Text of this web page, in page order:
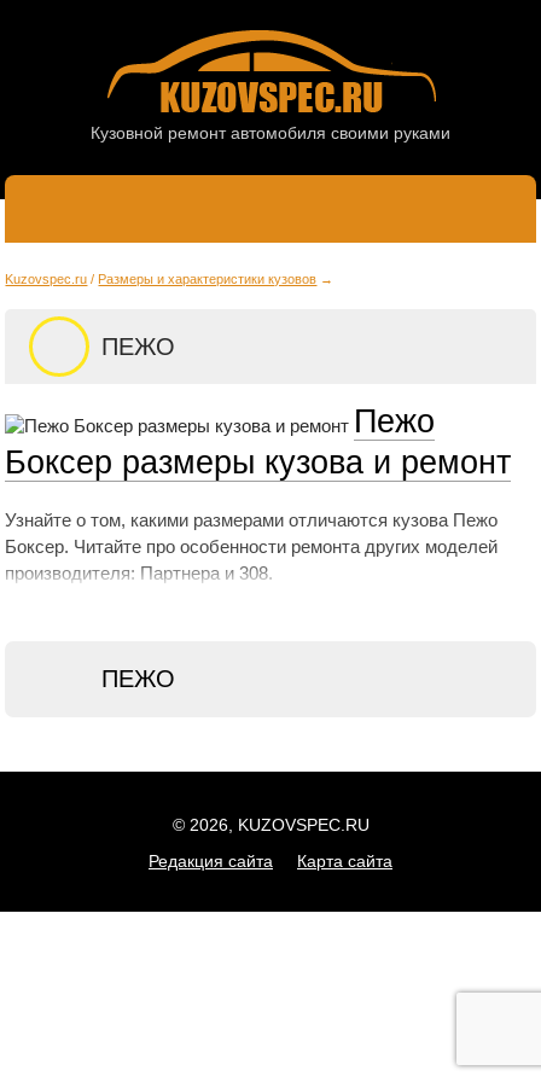
Кузовной ремонт автомобиля своими руками
Kuzovspec.ru Размеры и характеристики кузовов
ПЕЖО
Пежо
Боксер размеры кузова и ремонт
Узнайте о том, какими размерами отличаются кузова Пежо
Боксер. Читайте про особенности ремонта других моделей
производителя: Партнера и 308.
ПЕЖО
© 2026, KUZOVSPEC.RU
Редакция сайта
Карта сайта